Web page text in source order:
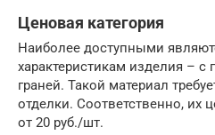
Ценовая категория
Наиболее доступными
характеристикам изделия – с
граней. Такой материал
отделки. Соответственно, их
от 20 руб./шт.